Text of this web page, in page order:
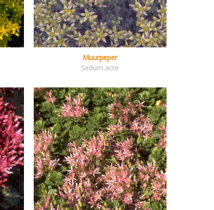
Muurpeper
Sedum acre